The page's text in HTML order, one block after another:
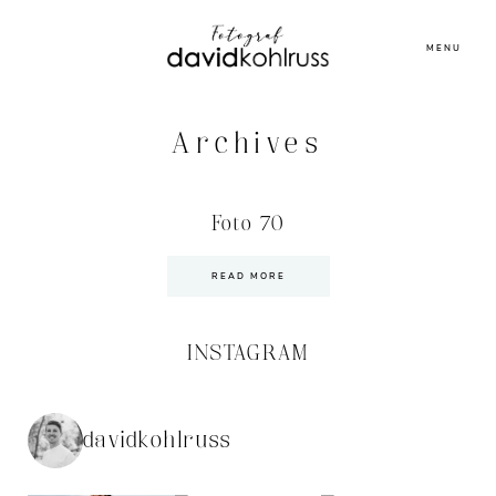
MENU
Archives
Foto 70
READ MORE
INSTAGRAM
davidkohlruss